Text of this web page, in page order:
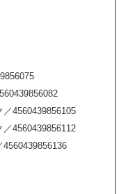
4560439856105
4560439856112